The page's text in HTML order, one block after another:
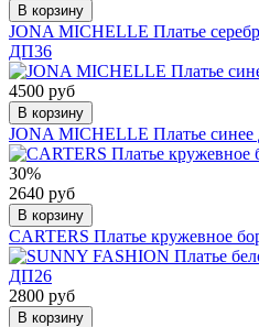
В корзину
JONA MICHELLE Платье
ДП36
4500 руб
В корзину
JONA MICHELLE Платье
30%
2640 руб
В корзину
CARTERS Платье кружевное
2800 руб
В корзину